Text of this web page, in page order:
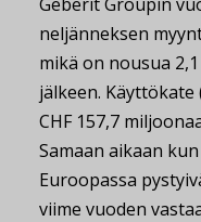
neljänneksen
mikä on nousua
jälkeen. Käyttökate
CHF 157,7
Samaan aikaan
Euroopassa
viime vuoden